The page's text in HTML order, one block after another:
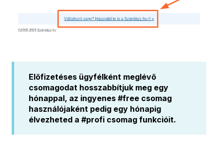
Előfizetéses ügyfélként meglévő
csomagodat hosszabbítjuk meg egy
hónappal, az ingyenes #free csomag
használójaként pedig egy hónapig
élvezheted a #profi csomag funkcióit.